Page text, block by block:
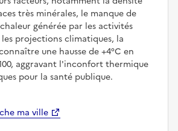
très minérales, le manque de
générée par les activités
les projections climatiques, la
une hausse de +4°C en
aggravant l'inconfort thermique
pour la santé publique.
ma ville